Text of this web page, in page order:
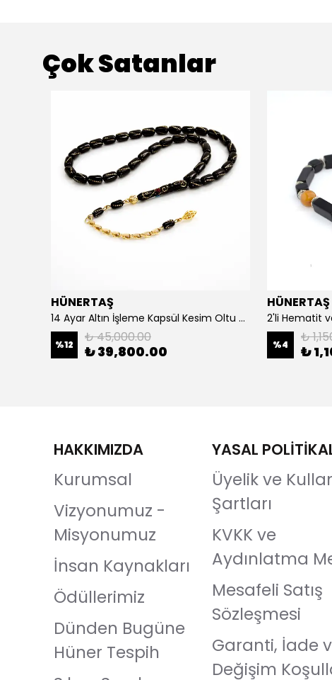
Çok Satanlar
HÜNERTAŞ
14 Ayar Altın İşleme Kapsül Kesim Oltu Taşı Tespih
%12 ₺ 45,000.00
₺ 39,800.00
HÜNERTAŞ
2'li Hematit
%4 ₺
₺
HAKKIMIZDA
Kurumsal
Vizyonumuz -
Misyonumuz
İnsan Kaynakları
Ödüllerimiz
Dünden Bugüne
Hüner Tespih
YASAL
Üyelik ve
Şartları
KVKK ve
Aydınlatma
Mesafeli Satış
Sözleşmesi
Garanti, İade
Değişim